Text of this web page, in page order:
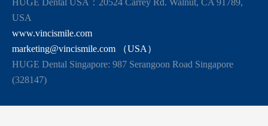
HUGE Dental USA：20524 Carrey Rd. Walnut, CA 91789,
USA
www.vincismile.com
marketing@vincismile.com （USA）
HUGE Dental Singapore: 987 Serangoon Road Singapore
(328147)